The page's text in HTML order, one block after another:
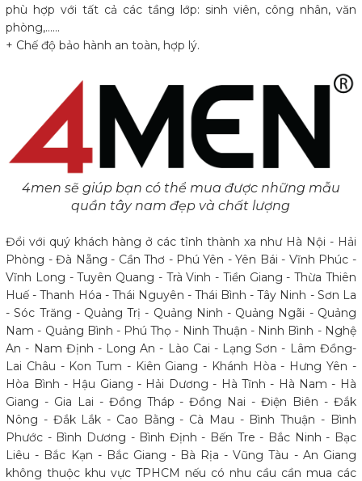
phù hợp với tất cả các tầng lớp: sinh viên, công nhân, văn
phòng,......
+ Chế độ bảo hành an toàn, hợp lý.
4men sẽ giúp bạn có thể mua được những mẫu
quần tây nam đẹp và chất lượng
Đổi với quý khách hàng ở các tỉnh thành xa như Hà Nội - Hải
Phòng - Đà Nẵng - Cần Thơ - Phú Yên - Yên Bái - Vĩnh Phúc -
Vĩnh Long - Tuyên Quang - Trà Vinh - Tiền Giang - Thừa Thiên
Huế - Thanh Hóa - Thái Nguyên - Thái Bình - Tây Ninh - Sơn La
- Sóc Trăng - Quảng Trị - Quảng Ninh - Quảng Ngãi - Quảng
Nam - Quảng Bình - Phú Thọ - Ninh Thuận - Ninh Bình - Nghệ
An - Nam Định - Long An - Lào Cai - Lạng Sơn - Lâm Đồng-
Lai Châu - Kon Tum - Kiên Giang - Khánh Hòa - Hưng Yên -
Hòa Bình - Hậu Giang - Hải Dương - Hà Tĩnh - Hà Nam - Hà
Giang - Gia Lai - Đồng Tháp - Đồng Nai - Điện Biên - Đắk
Nông - Đắk Lắk - Cao Bằng - Cà Mau - Bình Thuận - Bình
Phước - Bình Dương - Bình Định - Bến Tre - Bắc Ninh - Bạc
Liêu - Bắc Kạn - Bắc Giang - Bà Rịa - Vũng Tàu - An Giang
không thuộc khu vực TPHCM nếu có nhu cầu cần mua các